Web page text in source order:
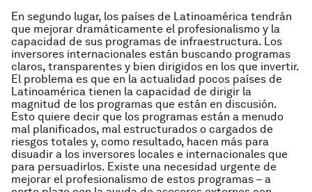
En segundo lugar, los países de Latinoamérica tendrán
que mejorar dramáticamente el profesionalismo y la
capacidad de sus programas de infraestructura. Los
inversores internacionales están buscando programas
claros, transparentes y bien dirigidos en los que invertir.
El problema es que en la actualidad pocos países de
Latinoamérica tienen la capacidad de dirigir la
magnitud de los programas que están en discusión.
Esto quiere decir que los programas están a menudo
mal planificados, mal estructurados o cargados de
riesgos totales y, como resultado, hacen más para
disuadir a los inversores locales e internacionales que
para persuadirlos. Existe una necesidad urgente de
mejorar el profesionalismo de estos programas – a